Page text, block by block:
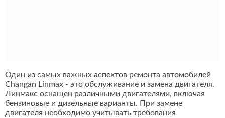
Один из самых важных аспектов ремонта автомобилей
Changan Linmax - это обслуживание и замена двигателя.
Линмакс оснащен различными двигателями, включая
бензиновые и дизельные варианты. При замене
двигателя необходимо учитывать требования